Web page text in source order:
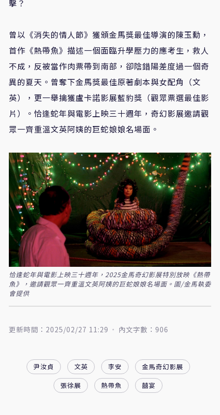
擊？
曾以《消失的情人節》獲頒金馬獎最佳導演的陳玉勳，
首作《熱帶魚》描述一個面臨升學壓力的應考生，救人
不成，反被當作肉票帶到南部，卻陰錯陽差度過一個奇
異的夏天。曾奪下金馬獎最佳原著劇本與女配角（文
英），更一舉擒獲盧卡諾影展藍豹獎（觀眾票選最佳影
片）。恰逢蛇年與電影上映三十週年，奇幻影展邀請觀
眾一齊重溫文英阿姨的巨蛇娘娘名場面。
恰逢蛇年與電影上映三十週年，2025金馬奇幻影展特別放映《熱帶
魚》，邀請觀眾一齊重溫文英阿姨的巨蛇娘娘名場面。圖/金馬執委
會提供
更新時間：2025/02/27 11:29 內文字數：906
尹汝貞 文英 李安
金馬奇幻影展
張徐展
熱帶魚 囍宴